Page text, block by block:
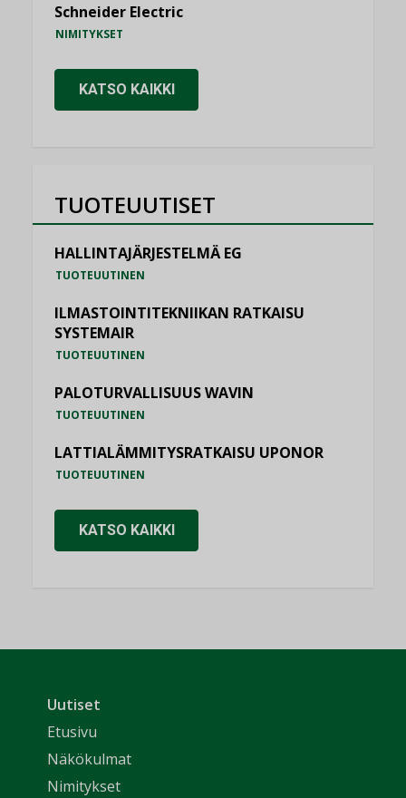
Schneider Electric
NIMITYKSET
KATSO KAIKKI
TUOTEUUTISET
HALLINTAJÄRJESTELMÄ EG
TUOTEUUTINEN
ILMASTOINTITEKNIIKAN RATKAISU
SYSTEMAIR
TUOTEUUTINEN
PALOTURVALLISUUS WAVIN
TUOTEUUTINEN
LATTIALÄMMITYSRATKAISU UPONOR
TUOTEUUTINEN
KATSO KAIKKI
Uutiset
Etusivu
Näkökulmat
Nimitykset